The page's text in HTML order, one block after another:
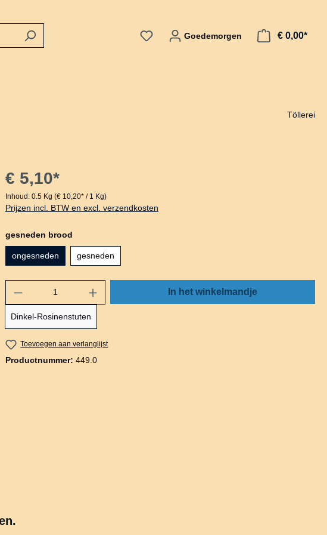
Goedemorgen € 0,00*
Töllerei
€ 5,10*
Inhoud: 0.5 Kg (€ 10,20* / 1 Kg)
Prijzen incl. BTW en excl. verzendkosten
Selecteer
gesneden brood
ongesneden gesneden
Dinkel-Rosinenstuten
In het winkelmandje
Toevoegen aan verlanglijst
Productnummer: 449.0